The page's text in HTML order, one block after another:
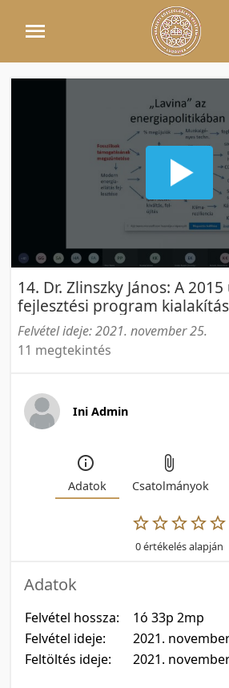
14. Dr. Zlinszky János: A
fejlesztési program
Felvétel ideje: 2021. november 25.
11 megtekintés
Ini Admin
Adatok Csatolmányok
0 értékelés alapján
Adatok
Felvétel hossza:
1ó 33p 2mp
Felvétel ideje:
2021.
Feltöltés ideje:
2021.